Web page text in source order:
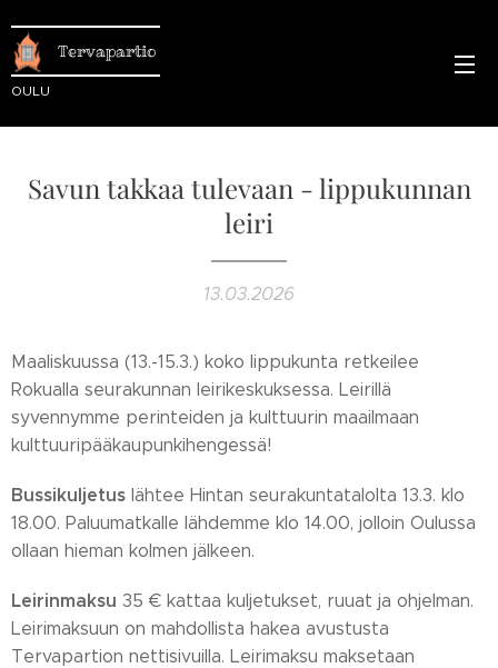
Tervapartio
OULU
Savun takkaa tulevaan - lippukunnan
leiri
13.03.2026
Maaliskuussa (13.-15.3.) koko lippukunta retkeilee
Rokualla seurakunnan leirikeskuksessa. Leirillä
syvennymme perinteiden ja kulttuurin maailmaan
kulttuuripääkaupunkihengessä!
Bussikuljetus lähtee Hintan seurakuntatalolta 13.3. klo
18.00. Paluumatkalle lähdemme klo 14.00, jolloin Oulussa
ollaan hieman kolmen jälkeen.
Leirinmaksu 35 € kattaa kuljetukset, ruuat ja ohjelman.
Leirimaksuun on mahdollista hakea avustusta
Tervapartion nettisivuilla. Leirimaksu maksetaan